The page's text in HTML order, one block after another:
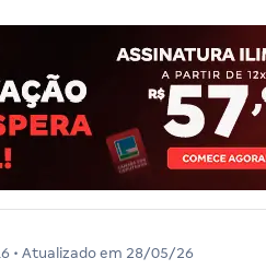
• Atualizado em 28/05/26